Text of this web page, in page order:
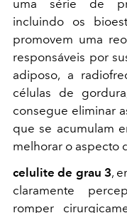
uma série de
incluindo os
promovem uma
responsáveis por
adiposo, a
células de
consegue eliminar
que se acumulam
melhorar o aspecto
celulite de grau 3,
claramente
romper